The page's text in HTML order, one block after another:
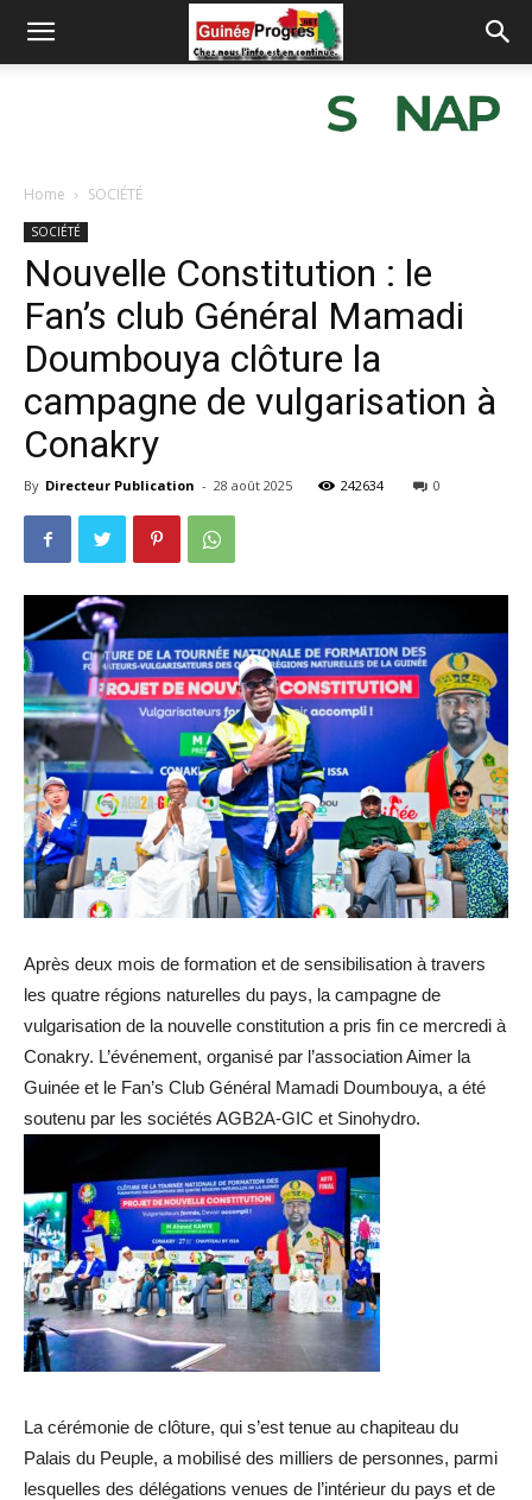
Home SOCIÉTÉ
SOCIÉTÉ
Nouvelle Constitution : le
Fan’s club Général Mamadi
Doumbouya clôture la
campagne de vulgarisation à
Conakry
By Directeur Publication - 28 août 2025 242634 0
Après deux mois de formation et de sensibilisation à travers
les quatre régions naturelles du pays, la campagne de
vulgarisation de la nouvelle constitution a pris fin ce mercredi à
Conakry. L’événement, organisé par l’association Aimer la
Guinée et le Fan’s Club Général Mamadi Doumbouya, a été
soutenu par les sociétés AGB2A-GIC et Sinohydro.
La cérémonie de clôture, qui s’est tenue au chapiteau du
Palais du Peuple, a mobilisé des milliers de personnes, parmi
lesquelles des délégations venues de l’intérieur du pays et de